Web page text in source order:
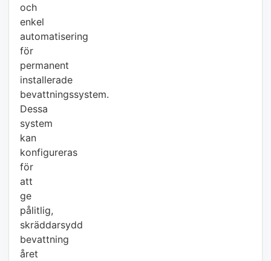
och
enkel
automatisering
för
permanent
installerade
bevattningssystem.
Dessa
system
kan
konfigureras
för
att
ge
pålitlig,
skräddarsydd
bevattning
året